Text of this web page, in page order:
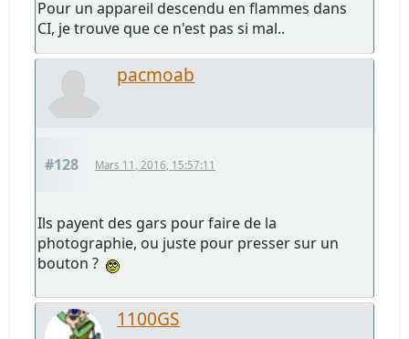
Pour un appareil descendu en flammes dans
CI, je trouve que ce n'est pas si mal..
pacmoab
#128 Mars 11, 2016, 15:57:11
Ils payent des gars pour faire de la
photographie, ou juste pour presser sur un
bouton ?
1100GS